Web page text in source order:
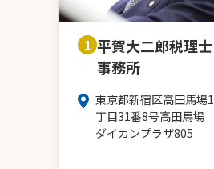
1 平賀大二郎税理士
事務所
東京都新宿区高田馬場1
丁目31番8号高田馬場
ダイカンプラザ805